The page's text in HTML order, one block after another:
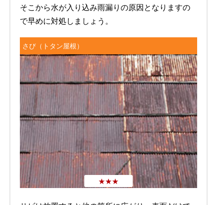
そこから水が入り込み雨漏りの原因となりますの
で早めに対処しましょう。
さび（トタン屋根）
★★★